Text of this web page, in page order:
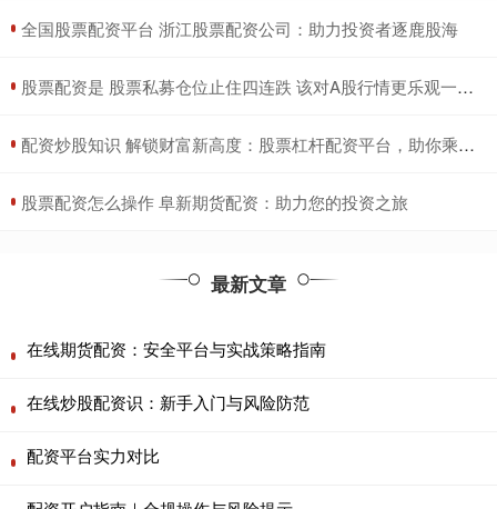
​全国股票配资平台 浙江股票配资公司：助力投资者逐鹿股海
​股票配资是 股票私募仓位止住四连跌 该对A股行情更乐观一些吗？
​配资炒股知识 解锁财富新高度：股票杠杆配资平台，助你乘风破浪
​股票配资怎么操作 阜新期货配资：助力您的投资之旅
最新文章
在线期货配资：安全平台与实战策略指南
在线炒股配资识：新手入门与风险防范
配资平台实力对比